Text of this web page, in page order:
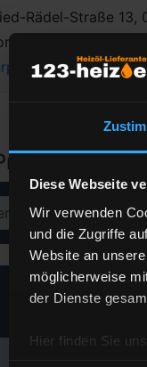
Diese Webseite
Wir verwenden
und die Zugriffe
Website an
möglicherweise
der Dienste
Hier finden Sie
Rädel-Straße 13,
5 Sternen
anzeigen
Heizöl